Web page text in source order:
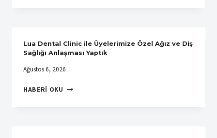
BAŞARIYLA
TAMAMLANDI
Lua Dental Clinic ile Üyelerimize Özel Ağız ve Diş
Sağlığı Anlaşması Yaptık
Ağustos 6, 2026
HABERI OKU LUA